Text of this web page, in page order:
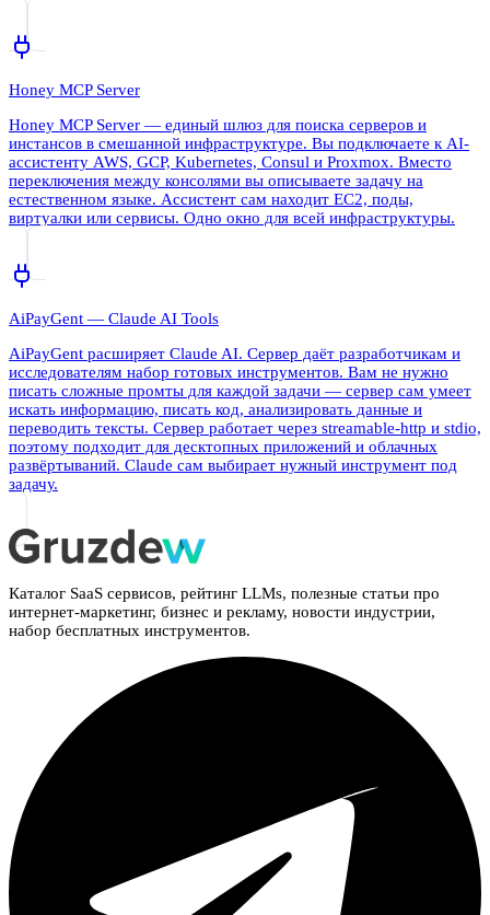
Honey MCP Server
Honey MCP Server — единый шлюз для поиска серверов и
инстансов в смешанной инфраструктуре. Вы подключаете к AI-
ассистенту AWS, GCP, Kubernetes, Consul и Proxmox. Вместо
переключения между консолями вы описываете задачу на
естественном языке. Ассистент сам находит EC2, поды,
виртуалки или сервисы. Одно окно для всей инфраструктуры.
AiPayGent — Claude AI Tools
AiPayGent расширяет Claude AI. Сервер даёт разработчикам и
исследователям набор готовых инструментов. Вам не нужно
писать сложные промты для каждой задачи — сервер сам умеет
искать информацию, писать код, анализировать данные и
переводить тексты. Сервер работает через streamable-http и stdio,
поэтому подходит для десктопных приложений и облачных
развёртываний. Claude сам выбирает нужный инструмент под
задачу.
Каталог SaaS сервисов, рейтинг LLMs, полезные статьи про
интернет-маркетинг, бизнес и рекламу, новости индустрии,
набор бесплатных инструментов.